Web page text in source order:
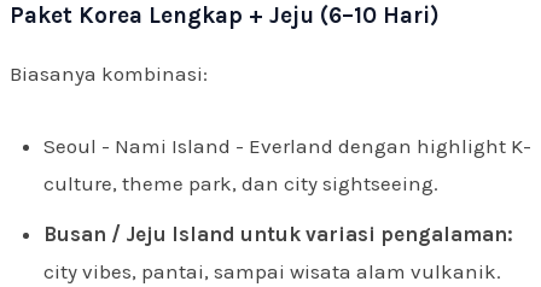
Paket Korea Lengkap + Jeju (6–10 Hari)
Biasanya kombinasi:
Seoul - Nami Island - Everland dengan highlight K-
culture, theme park, dan city sightseeing.
Busan / Jeju Island untuk variasi pengalaman:
city vibes, pantai, sampai wisata alam vulkanik.